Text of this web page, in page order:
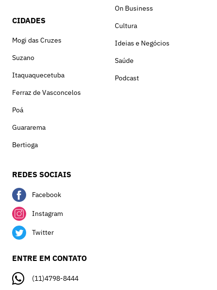
CIDADES
Mogi das Cruzes
Suzano
Itaquaquecetuba
Ferraz de Vasconcelos
Poá
Guararema
Bertioga
On Business
Cultura
Ideias e Negócios
Saúde
Podcast
REDES SOCIAIS
Facebook
Instagram
Twitter
ENTRE EM CONTATO
(11)4798-8444